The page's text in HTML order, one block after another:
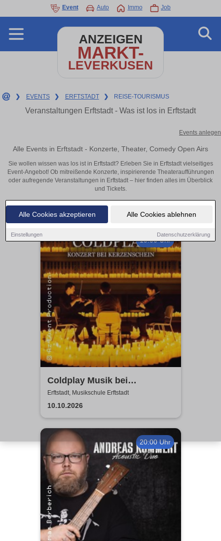
Alle Cookies akzeptieren Alle Cookies ablehnen
Einstellungen Datenschutzerklärung
Event Auto Immo Job
ANZEIGEN
MARKT-
LEVERKUSEN
❯ EVENTS ❯ ERFTSTADT ❯ REISE-TOURISMUS
Veranstaltungen Erftstadt - Was ist los in Erftstadt
Events anlegen
Alle Events in Erftstadt - Konzerte, Theater, Comedy Open Airs
Sie wollen wissen was los ist in Erftstadt? Erleben Sie in Erftstadt vielseitiges
Event-Angebot! Ob mitreißende Konzerte, inspirierende Theateraufführungen
oder aufregende Veranstaltungen in Erftstadt – hier finden alles im Überblick
und Tickets.
19:00 Uhr
Coldplay Musik bei
Kerzenschein
Erftstadt, Musikschule Erftstadt
10.10.2026
20:00 Uhr